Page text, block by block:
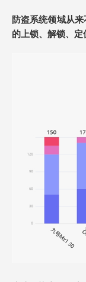
防盗系统领域从
的上锁、解锁、定